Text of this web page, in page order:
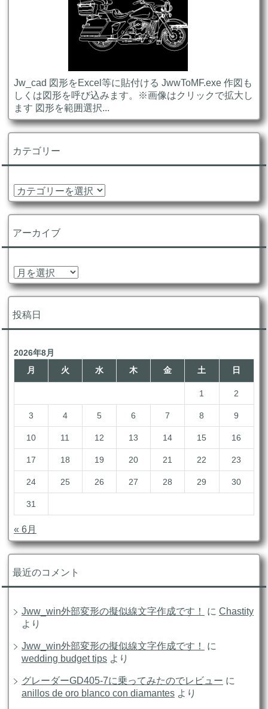
Jw_cad 図形をExcel等に貼付ける JwwToMF.exe 作図も
しくは図形を呼び込みます。※画像はクリックで拡大し
ます 図形を範囲選択...
カテゴリー
カ
テ
ゴ
ー
アーカイブ
ア
ー
カ
イ
ブ
投稿日
2026年8月
月
火 水 木 金 土 日
1 2
3 4 5 6 7 8 9
10 11 12 13 14 15 16
17 18 19 20 21 22 23
24 25 26 27 28 29 30
31
« 6月
最近のコメント
Jww_win外部変形の擬似線文字作成です！ に Chastity
より
Jww_win外部変形の擬似線文字作成です！
に
wedding budget tipsより
グレーダーGD405-7に乗ってみたのでレビュー に
anillos de oro blanco con diamantesより